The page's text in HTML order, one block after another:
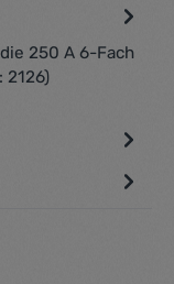
250 A 6-Fach
2126)